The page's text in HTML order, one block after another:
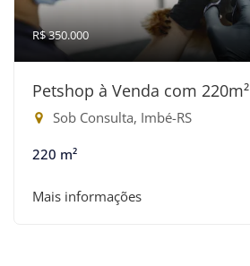
R$ 350.000
Petshop à Venda com 220m²
Sob Consulta, Imbé-RS
220 m²
Mais informações